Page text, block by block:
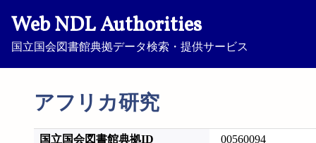
Web NDL Authorities
国立国会図書館典拠データ検索・提供サービス
アフリカ研究
国立国会図書館典拠ID 00560094